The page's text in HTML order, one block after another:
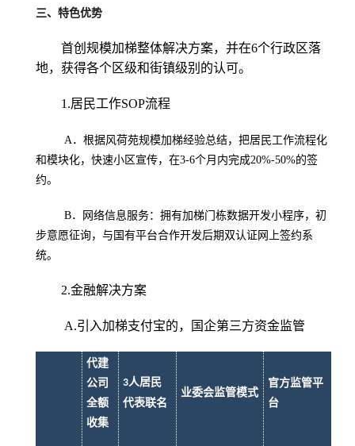
三、特色优势
首创规模加梯整体解决方案，并在6个行政区落
地，获得各个区级和街镇级别的认可。
1.居民工作SOP流程
A．根据风荷苑规模加梯经验总结，把居民工作流程化
和模块化，快速小区宣传，在3-6个月内完成20%-50%的签
约。
B．网络信息服务：拥有加梯门栋数据开发小程序，初
步意愿征询，与国有平台合作开发后期双认证网上签约系
统。
2.金融解决方案
A.引入加梯支付宝的，国企第三方资金监管
代建
公司
全额
收集
3人居民
代表联名
业委会监管模式
官方监管平
台